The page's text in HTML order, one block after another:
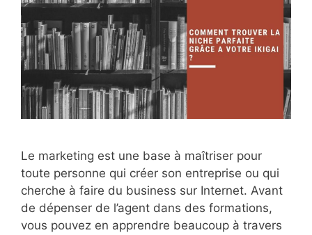
Le marketing est une base à maîtriser pour
toute personne qui créer son entreprise ou qui
cherche à faire du business sur Internet. Avant
de dépenser de l’agent dans des formations,
vous pouvez en apprendre beaucoup à travers